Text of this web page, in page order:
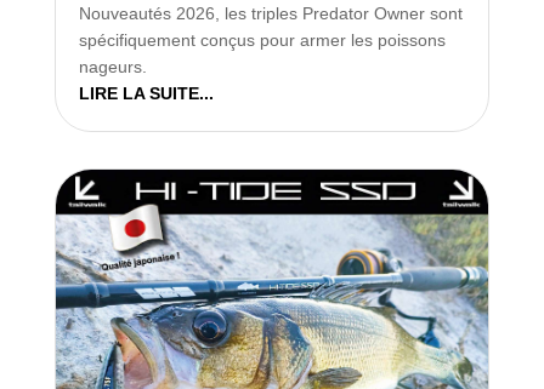
Nouveautés 2026, les triples Predator Owner sont
spécifiquement conçus pour armer les poissons
nageurs.
LIRE LA SUITE...